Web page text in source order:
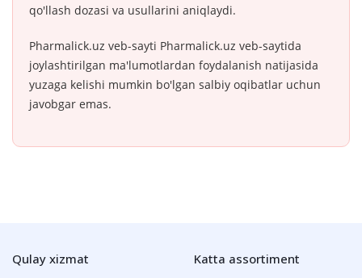
qo'llash dozasi va usullarini aniqlaydi.
Pharmalick.uz veb-sayti Pharmalick.uz veb-saytida
joylashtirilgan ma'lumotlardan foydalanish natijasida
yuzaga kelishi mumkin bo'lgan salbiy oqibatlar uchun
javobgar emas.
Qulay xizmat Katta assortiment